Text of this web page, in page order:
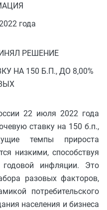
года
РЕШЕНИЕ
НА 150 Б.П., ДО 8,00%
22 июля 2022 года
ставку на 150 б.п.,
темпы прироста
низкими, способствуя
инфляции. Это
разовых факторов,
потребительского
населения и бизнеса